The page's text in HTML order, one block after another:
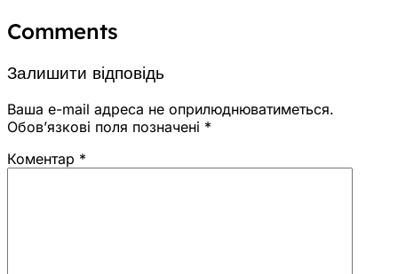
Comments
Залишити відповідь
Ваша e-mail адреса не оприлюднюватиметься.
Обов’язкові поля позначені *
Коментар *